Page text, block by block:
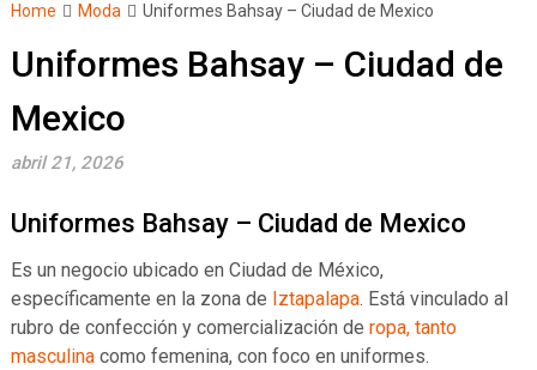
Home Moda Uniformes Bahsay – Ciudad de Mexico
Uniformes Bahsay – Ciudad de
Mexico
abril 21, 2026
Uniformes Bahsay – Ciudad de Mexico
Es un negocio ubicado en Ciudad de México,
específicamente en la zona de Iztapalapa. Está vinculado al
rubro de confección y comercialización de ropa, tanto
masculinacomo femenina, con foco en uniformes.